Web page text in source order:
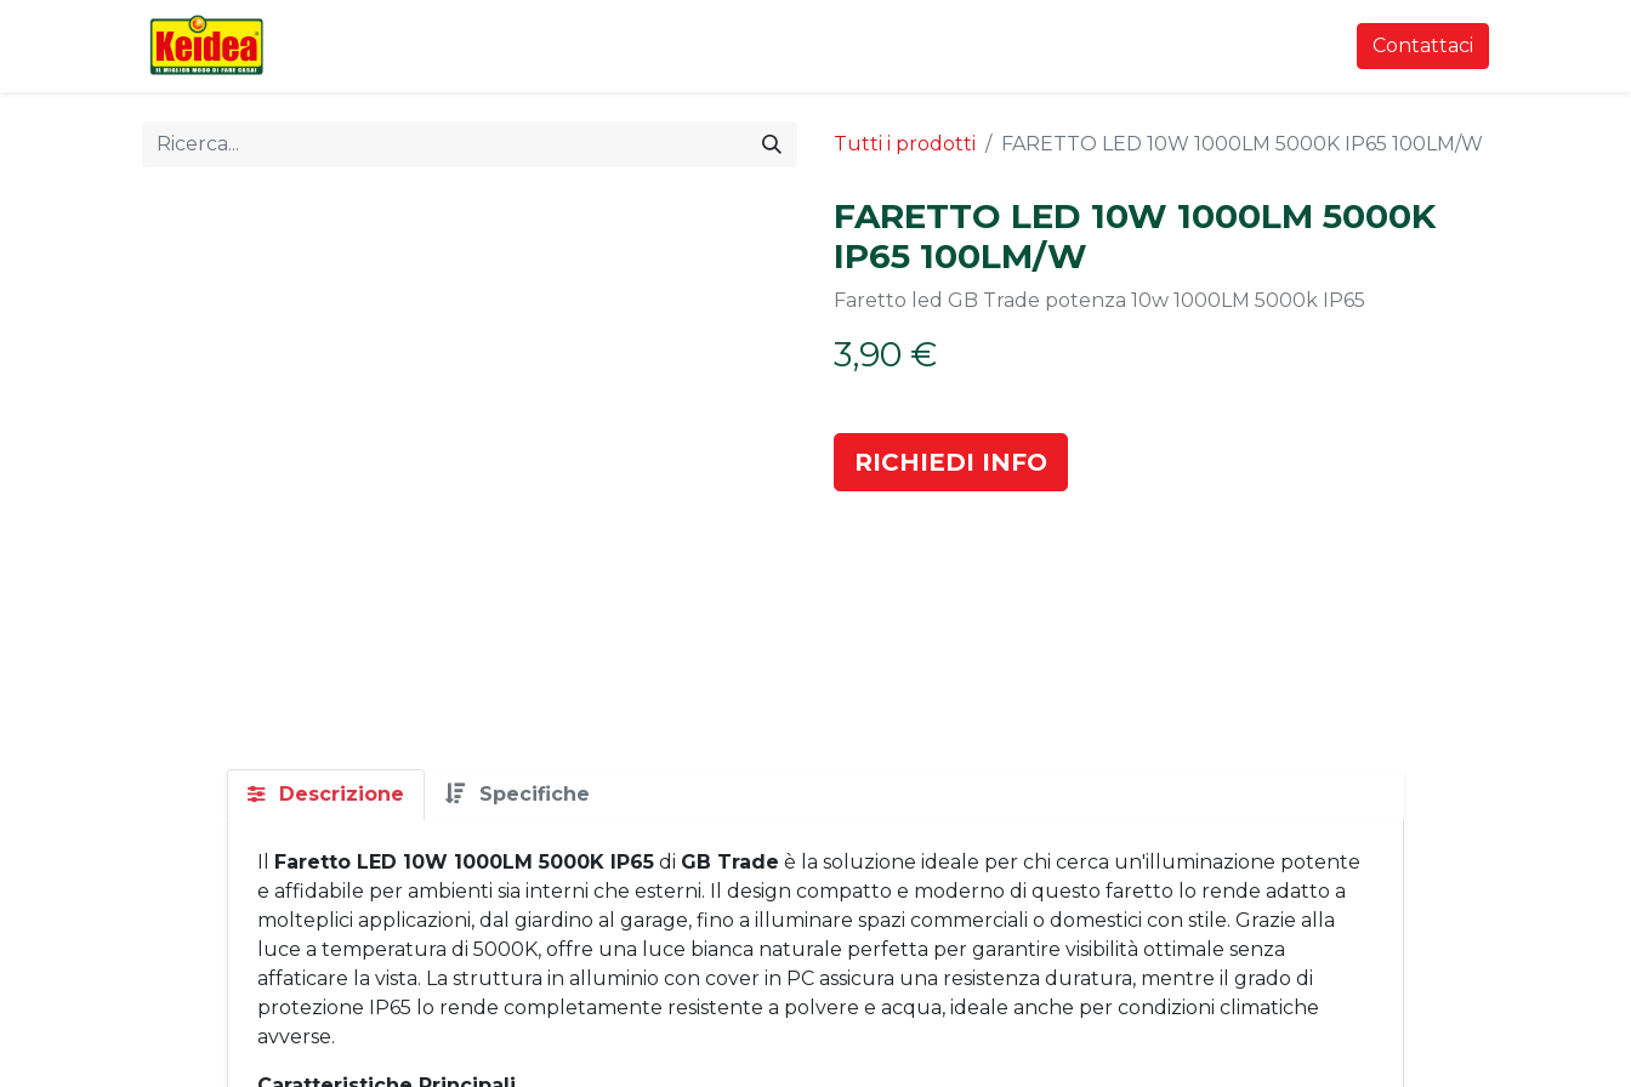
Contattaci
Tutti i prodotti FARETTO LED 10W 1000LM 5000K IP65 100LM/W
FARETTO LED 10W 1000LM 5000K
IP65 100LM/W
Faretto led GB Trade potenza 10w 1000LM 5000k IP65
3,90 €
RICHIEDI INFO
Descrizione Specifiche
Il Faretto LED 10W 1000LM 5000K IP65 di GB Trade è la soluzione ideale per chi cerca un'illuminazione potente
e affidabile per ambienti sia interni che esterni. Il design compatto e moderno di questo faretto lo rende adatto a
molteplici applicazioni, dal giardino al garage, fino a illuminare spazi commerciali o domestici con stile. Grazie alla
luce a temperatura di 5000K, offre una luce bianca naturale perfetta per garantire visibilità ottimale senza
affaticare la vista. La struttura in alluminio con cover in PC assicura una resistenza duratura, mentre il grado di
protezione IP65 lo rende completamente resistente a polvere e acqua, ideale anche per condizioni climatiche
avverse.